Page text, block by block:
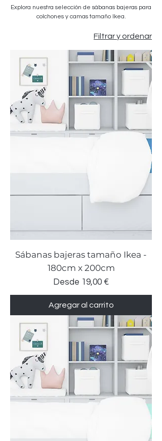
Explora nuestra selección de sábanas bajeras para
colchones y camas tamaño Ikea.
Filtrar y ordenar
Sábanas bajeras tamaño Ikea -
180cm x 200cm
Desde 19,00 €
Precio de oferta
Agregar al carrito